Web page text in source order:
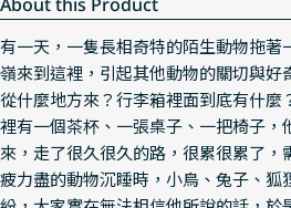
有一天，一隻長相奇特的陌生動物拖著
嶺來到這裡，引起其他動物的關切與好
從什麼地方來？行李箱裡面到底有什麼
裡有一個茶杯、一張桌子、一把椅子，
來，走了很久很久的路，很累很累了，
疲力盡的動物沉睡時，小鳥、兔子、狐